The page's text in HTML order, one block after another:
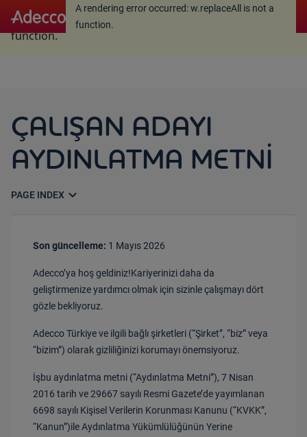
A rendering error occurred:
function.
A rendering error occurred:w.replaceAll is not a
function.
ÇALIŞAN ADAYI
AYDINLATMA METNİ
PAGE INDEX expand_more
Son güncelleme: 1 Mayıs2026
Adecco’ya hoş geldiniz!Kariyerinizi daha da
geliştirmenize yardımcı olmak için sizinleçalışmayı dört
gözle bekliyoruz.
Adecco Türkiye ve ilgili bağlı şirketleri (“Şirket”, “biz” veya
“bizim”) olarak gizliliğinizi korumayı önemsiyoruz.
İşbu aydınlatma metni (“Aydınlatma Metni”), 7 Nisan
2016 tarih ve 29667 sayılı Resmi Gazete’de yayımlanan
6698 sayılı Kişisel Verilerin Korunması Kanunu (“KVKK”,
“Kanun”)ile Aydınlatma Yükümlülüğünün Yerine